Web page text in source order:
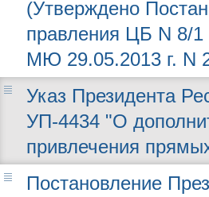
(Утверждено
правления ЦБ N 8/1
МЮ 29.05.2013 г. N
Указ Президента
УП-4434 "О
привлечения
Постановление